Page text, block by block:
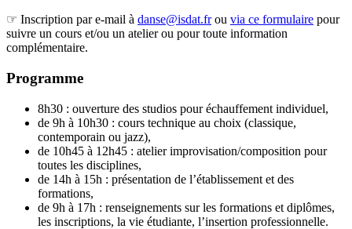
☞ Inscription par e-mail à danse@isdat.frou via ce formulaire pour
suivre un cours et/ou un atelier ou pour toute information
complémentaire.
Programme
8h30 : ouverture des studios pour échauffement individuel,
de 9h à 10h30 : cours technique au choix (classique,
contemporain ou jazz),
de 10h45 à 12h45 : atelier improvisation/composition pour
toutes les disciplines,
de 14h à 15h : présentation de l’établissement et des
formations,
de 9h à 17h : renseignements sur les formations et diplômes,
les inscriptions, la vie étudiante, l’insertion professionnelle.